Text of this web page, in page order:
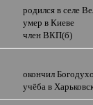
родился в селе
умер в Киеве
член ВКП(б)
окончил
учёба в